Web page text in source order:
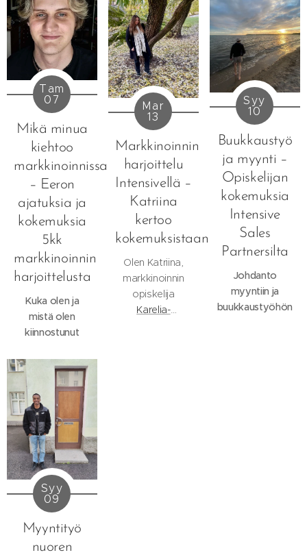
Tam
07
Mikä minua
kiehtoo
markkinoinnissa
– Eeron
ajatuksia ja
kokemuksia
5kk
markkinoinnin
harjoittelusta
Kuka olen ja
mistä olen
kiinnostunut
Mar
13
Markkinoinnin
harjoittelu
Intensivellä –
Katriina
kertoo
kokemuksistaan
Olen Katriina,
markkinoinnin
opiskelija
Karelia-
Syy
10
Buukkaustyö
ja myynti –
Opiskelijan
kokemuksia
Intensive
Sales
Partnersilta
Johdanto
myyntiin ja
buukkaustyöhön
Syy
09
Myyntityö
nuoren